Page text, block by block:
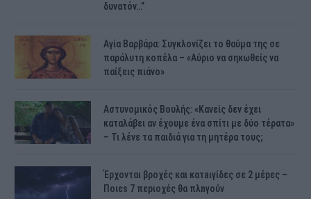
δυνατόν…”
Αγία Βαρβάρα: Συγκλονίζει το θαύμα της σε
παράλυτη κοπέλα – «Αύριο να σηκωθείς να
παίξεις πιάνο»
Αστυνομικός Bουλής: «Κανείς δεν έχει
καταλάβει αν έχουμε ένα σπίτι με δύο τέρατα»
– Τι λένε τα παιδιά για τη μητέρα τους;
Έρχονται βροχές και κατaιγίδες σε 2 μέpες –
Ποιεs 7 πεpιοχές θα πλnγούν